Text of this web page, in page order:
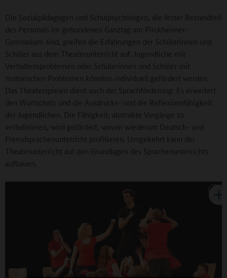
Die Sozialpädagogen und Schulpsychologen, die fester Bestandteil
des Personals im gebundenen Ganztag am Pirckheimer-
Gymnasium sind, greifen die Erfahrungen der Schülerinnen und
Schüler aus dem Theaterunterricht auf. Jugendliche mit
Verhaltensproblemen oder Schülerinnen und Schüler mit
motorischen Problemen könnten individuell gefördert werden.
Das Theaterspielen dient auch der Sprachförderung: Es erweitert
den Wortschatz und die Ausdrucks- und die Reflexionsfähigkeit
der Jugendlichen. Die Fähigkeit, abstrakte Vorgänge zu
verbalisieren, wird gefördert, wovon wiederum Deutsch- und
Fremdsprachenunterricht profitieren. Umgekehrt kann der
Theaterunterricht auf den Grundlagen des Sprachenunterrichts
aufbauen.